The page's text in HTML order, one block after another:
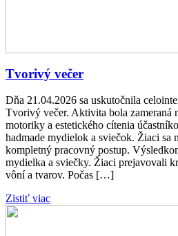
Tvorivý večer
Dňa 21.04.2026 sa uskutočnila
Tvorivý večer. Aktivita bola zameraná
motoriky a estetického cítenia
hadmade mydielok a sviečok. Žiaci sa
kompletný pracovný postup.
mydielka a sviečky. Žiaci prejavovali
vôní a tvarov. Počas […]
Zistiť viac